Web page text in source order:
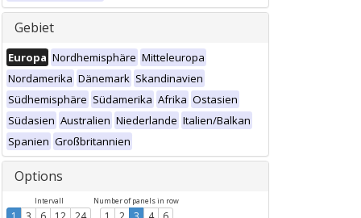
Gebiet
Europa Nordhemisphäre Mitteleuropa
Nordamerika Dänemark Skandinavien
Südhemisphäre Südamerika Afrika Ostasien
Südasien Australien Niederlande Italien/Balkan
Spanien Großbritannien
Options
Intervall Number of panels in row